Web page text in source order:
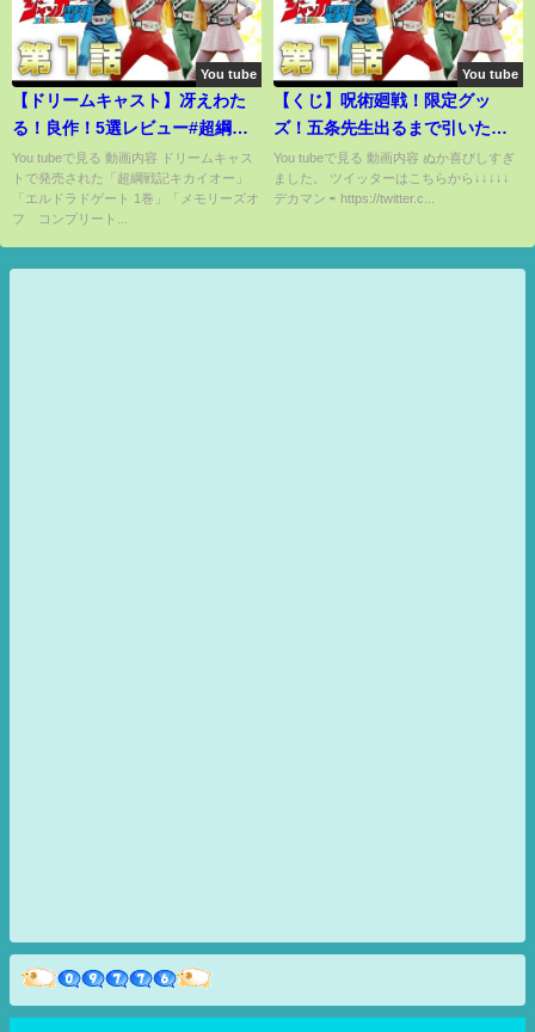
You tube
【ドリームキャスト】冴えわた
る！良作！5選レビュー#超綱戦
記キカイオー#エルドラドゲート
1巻#メモリーズオフコンプリー
ト#ジョジョの奇妙な冒険未来へ
２０００
You tubeで見る 動画内容 ドリームキャス
トで発売された「超綱戦記キカイオー」
「エルドラドゲート 1巻」「メモリーズオ
フ コンプリート...
You tube
【くじ】呪術廻戦！限定グッ
ズ！五条先生出るまで引いたら
奇跡起きちゃいました。（一番
くじ、呪術廻戦、オンラインく
You tubeで見る 動画内容 ぬか喜びしすぎ
ました。 ツイッターはこちらから↓↓↓↓↓
デカマン ⇨ https://twitter.c...